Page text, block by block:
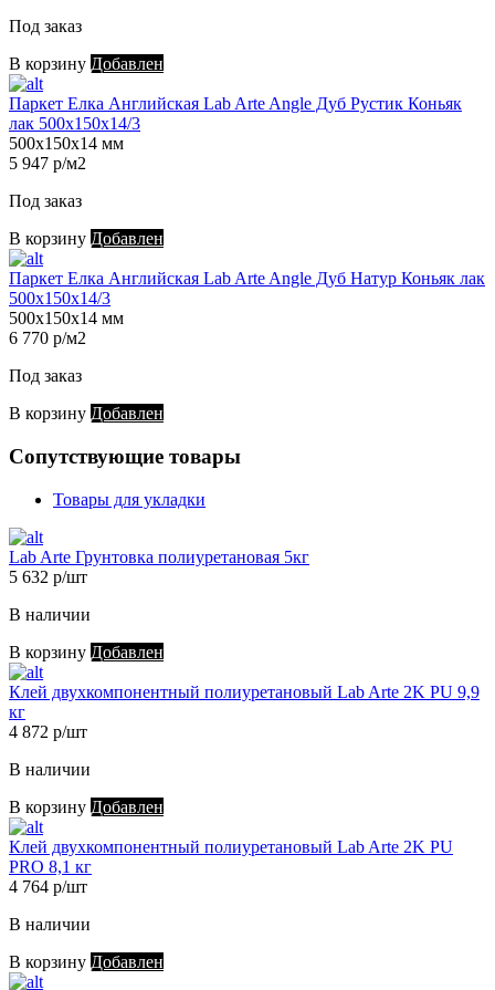
Под заказ
В корзину Добавлен
Паркет Елка Английская Lab Arte Angle Дуб Рустик Коньяк
лак 500х150х14/3
500х150х14 мм
5 947 р/м2
Под заказ
В корзину Добавлен
Паркет Елка Английская Lab Arte Angle Дуб Натур Коньяк лак
500х150х14/3
500х150х14 мм
6 770 р/м2
Под заказ
В корзину Добавлен
Сопутствующие товары
Товары для укладки
Lab Arte Грунтовка полиуретановая 5кг
5 632 р/шт
В наличии
В корзину Добавлен
Клей двухкомпонентный полиуретановый Lab Arte 2K PU 9,9
кг
4 872 р/шт
В наличии
В корзину Добавлен
Клей двухкомпонентный полиуретановый Lab Arte 2K PU
PRO 8,1 кг
4 764 р/шт
В наличии
В корзину Добавлен